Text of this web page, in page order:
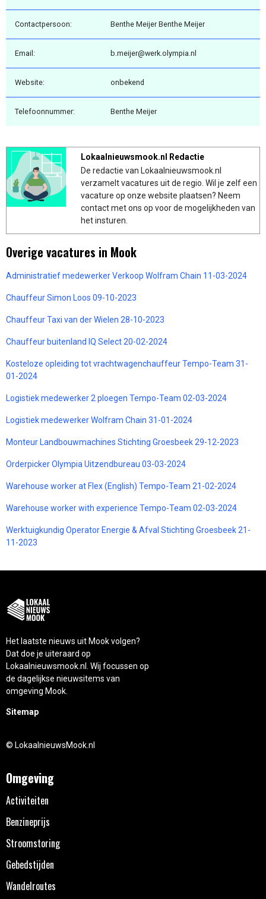
Contactpersoon: Benthe Meijer Benthe Meijer
Email: b.meijer@werk.olympia.nl
Website: onbekend
Telefoonnummer: Benthe Meijer
Lokaalnieuwsmook.nl Redactie
De redactie van Lokaalnieuwsmook.nl
verzamelt vacatures uit de regio. Wil je zelf een
vacature op onze website plaatsen? Neem
contact met ons op voor de mogelijkheden van
het insturen.
Overige vacatures in Mook
Administratief medewerker Verkoop Wolfram Chain 11-03-2024
Chauffeur Simon Loos 09-10-2023
Chauffeur Taxi van der Wielen 28-10-2023
Chauffeur buitenland IQ Select 20-02-2024
Kosteloze opleiding tot vrachtwagenchauffeur Tempo-Team 31-
01-2024
Logistiek medewerker 2 ploegen Tempo-Team 02-03-2024
Logistiek medewerker Wolfram Chain 31-01-2024
Monteur Landbouwmachines Stichting Groesbeek 29-12-2023
Orderpicker Olympia Uitzendbureau 03-03-2024
Warehouse worker at Flex (English) Tempo-Team 21-02-2024
Warehouse worker with experience Tempo-Team 02-03-2024
Werktuigkundig Operator Energie & Afval Stichting Groesbeek 21-
11-2023
Het laatste nieuws uit Mook volgen?
Dat doe je uiteraard op
Lokaalnieuwsmook.nl. Wij focussen op
de dagelijkse nieuwsitems van
omgeving Mook.
Sitemap
© LokaalnieuwsMook.nl
Omgeving
Activiteiten
Benzineprijs
Stroomstoring
Gebedstijden
Wandelroutes